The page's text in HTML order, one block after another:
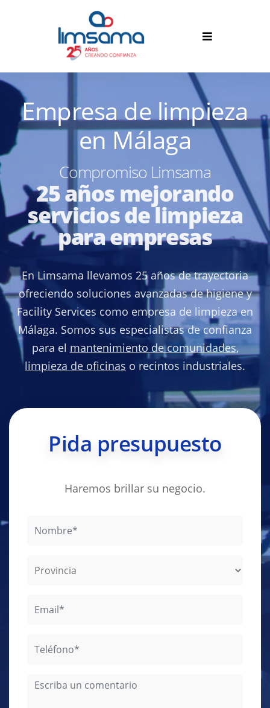
Empresa de limpieza
en Málaga
Compromiso Limsama
25 años mejorando
servicios de limpieza
para empresas
En Limsama llevamos 25 años de trayectoria
ofreciendo soluciones avanzadas de higiene y
Facility Services como empresa de limpieza en
Málaga. Somos sus especialistas de confianza
para el mantenimiento de comunidades,
limpieza de oficinas o recintos industriales.
Pida presupuesto
Haremos brillar su negocio.